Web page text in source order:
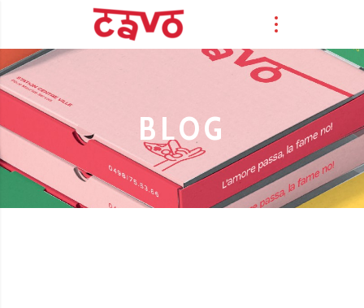
BLOG